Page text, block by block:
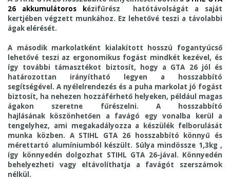
26 akkumulátoros kézifűrész hatótávolságát a saját
kertjében végzett munkához. Ez lehetővé teszi a távolabbi
ágak elérését.
A második markolatként kialakított
hosszú fogantyúcső
lehetővé teszi az ergonomikus fogást mindkét kezével, és
így további támasztékot biztosít, hogy a GTA 26 jól és
határozottan irányítható legyen a hosszabbító
segítségével. A nyélelrendezés és a puha markolat jó fogást
biztosít, ha nehezen hozzáférhető helyeken, például magas
ágakon szeretne fűrészelni. A hosszabbító
hajlásának
köszönhetően a favágó egy vonalba kerül a
tengelyhez, ami megakadályozza a készülék felborulását
munka közben. A STIHL GTA 26 hosszabbító könnyű és
mérettartó alumíniumból készült. Súlya mindössze 1,3kg ,
így könnyedén dolgozhat STIHL GTA 26-jával. Könnyedén
behelyezheti vagy eltávolíthatja a favágót szerszámok
nélkül.